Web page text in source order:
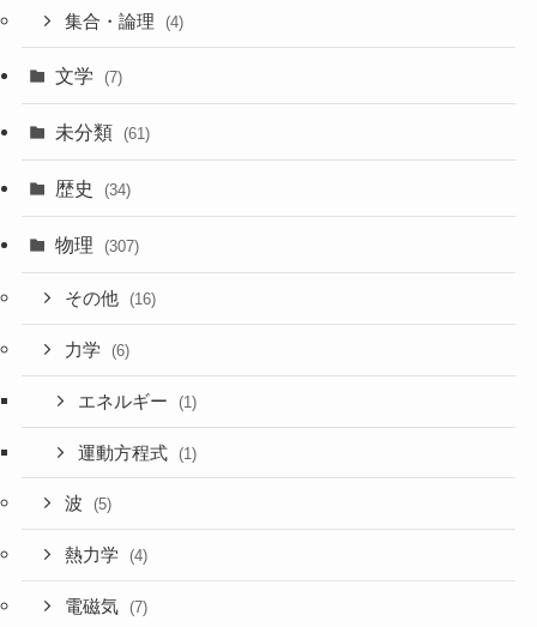
集合・論理 (4)
文学 (7)
未分類 (61)
歴史 (34)
物理 (307)
その他 (16)
力学 (6)
エネルギー (1)
運動方程式 (1)
波 (5)
熱力学 (4)
電磁気 (7)